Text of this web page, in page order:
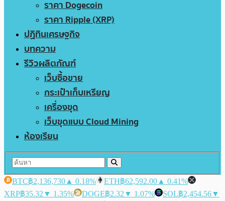
ราคา Dogecoin
ราคา Ripple (XRP)
ปฏิทินเศรษฐกิจ
บทความ
รีวิวผลิตภัณฑ์
เว็บซื้อขาย
กระเป๋าเก็บเหรียญ
เครื่องขุด
เว็บขุดแบบ Cloud Mining
ห้องเรียน
BTC฿2,136,730 ▲ 0.18% ETH฿62,592.00 ▲ 0.41%
XRP฿35.32 ▼ 1.35% DOGE฿2.32 ▼ 1.07% SOL฿2,454.56▼